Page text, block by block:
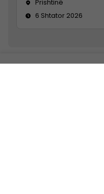
Prishtinë
6 Shtator 2026